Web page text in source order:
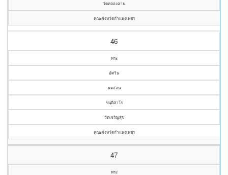
วัดคลองลาน
คณะจังหวัดกำแพงเพชร
46
พระ
อัศวิน
ผมอ่อน
ขนฺติสาโร
วัดเจริญสุข
คณะจังหวัดกำแพงเพชร
47
พระ